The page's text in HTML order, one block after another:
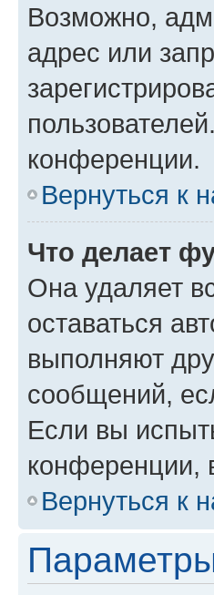
Возможно,
адрес или
конференции.
Вернуться к
Что делает
Она удаляет
оставаться
выполняют
сообщений,
Если вы
конференции,
Вернуться к